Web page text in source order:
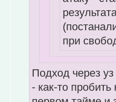
при
Подход через
- как-то